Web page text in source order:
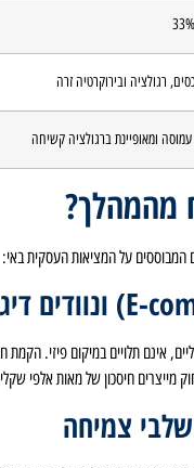
רגולציה ובירוקרטיה זרה
ומאופיינת ברגולציה קשיחה
מהמהלך?
המבוססים על המציאות העסקית באי:
אינם תלויים במיקום
מייצרים חיסכון של מאות אלפי